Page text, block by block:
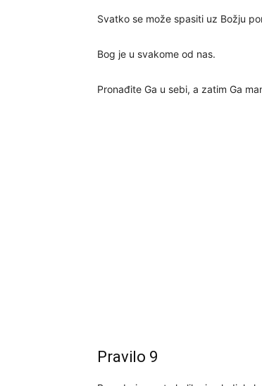
Svatko se može spasiti uz Božju
Bog je u svakome od nas.
Pronađite Ga u sebi, a zatim Ga
Pravilo 9